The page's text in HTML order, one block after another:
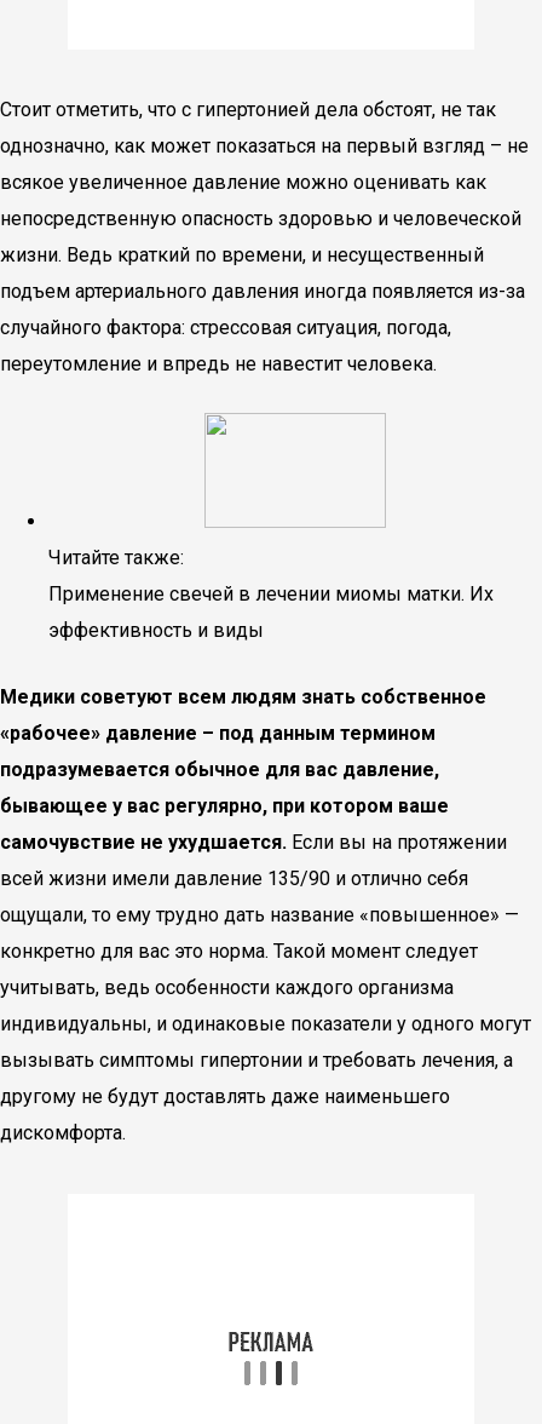
Стоит отметить, что с гипертонией дела обстоят, не так
однозначно, как может показаться на первый взгляд – не
всякое увеличенное давление можно оценивать как
непосредственную опасность здоровью и человеческой
жизни. Ведь краткий по времени, и несущественный
подъем артериального давления иногда появляется из-за
случайного фактора: стрессовая ситуация, погода,
переутомление и впредь не навестит человека.
Читайте также:
Применение свечей в лечении миомы матки. Их
эффективность и виды
Медики советуют всем людям знать собственное
«рабочее» давление – под данным термином
подразумевается обычное для вас давление,
бывающее у вас регулярно, при котором ваше
самочувствие не ухудшается. Если вы на протяжении
всей жизни имели давление 135/90 и отлично себя
ощущали, то ему трудно дать название «повышенное» —
конкретно для вас это норма. Такой момент следует
учитывать, ведь особенности каждого организма
индивидуальны, и одинаковые показатели у одного могут
вызывать симптомы гипертонии и требовать лечения, а
другому не будут доставлять даже наименьшего
дискомфорта.